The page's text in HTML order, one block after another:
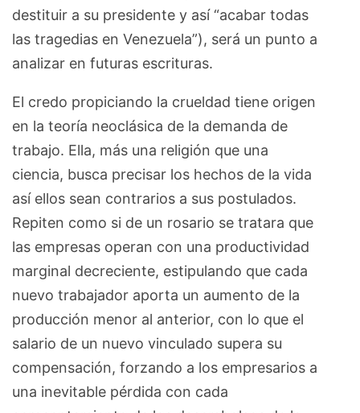
destituir a su presidente y así “acabar todas
las tragedias en Venezuela”), será un punto a
analizar en futuras escrituras.
El credo propiciando la crueldad tiene origen
en la teoría neoclásica de la demanda de
trabajo. Ella, más una religión que una
ciencia, busca precisar los hechos de la vida
así ellos sean contrarios a sus postulados.
Repiten como si de un rosario se tratara que
las empresas operan con una productividad
marginal decreciente, estipulando que cada
nuevo trabajador aporta un aumento de la
producción menor al anterior, con lo que el
salario de un nuevo vinculado supera su
compensación, forzando a los empresarios a
una inevitable pérdida con cada